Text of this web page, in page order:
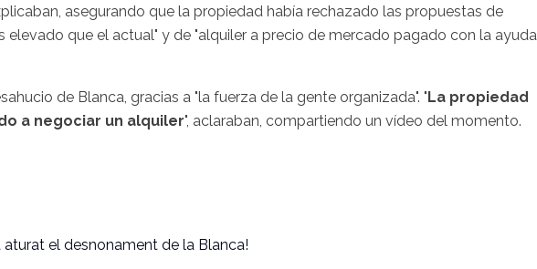
asegurando que la propiedad había rechazado las propuestas de
elevado que el actual" y de "alquiler a precio de mercado pagado con la ayuda
de Blanca, gracias a "la fuerza de la gente organizada". "La propiedad
a negociar un alquiler", aclaraban, compartiendo un vídeo del momento.
el desnonament de la Blanca!